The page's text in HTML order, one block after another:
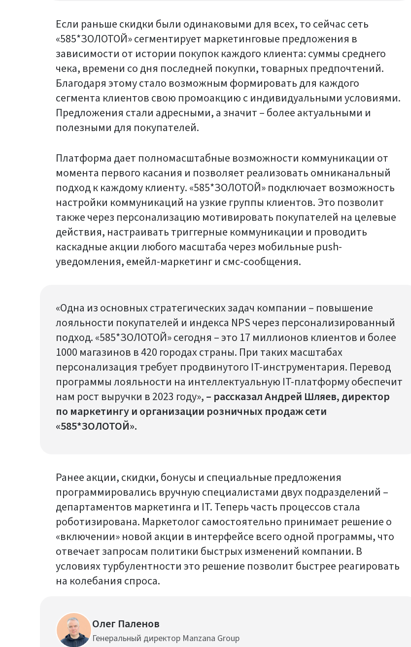
Если раньше скидки были одинаковыми для всех, то сейчас сеть
«585*ЗОЛОТОЙ» сегментирует маркетинговые предложения в
зависимости от истории покупок каждого клиента: суммы среднего
чека, времени со дня последней покупки, товарных предпочтений.
Благодаря этому стало возможным формировать для каждого
сегмента клиентов свою промоакцию с индивидуальными условиями.
Предложения стали адресными, а значит – более актуальными и
полезными для покупателей.
Платформа дает полномасштабные возможности коммуникации от
момента первого касания и позволяет реализовать омниканальный
подход к каждому клиенту. «585*ЗОЛОТОЙ» подключает возможность
настройки коммуникаций на узкие группы клиентов. Это позволит
также через персонализацию мотивировать покупателей на целевые
действия, настраивать триггерные коммуникации и проводить
каскадные акции любого масштаба через мобильные push-
уведомления, емейл-маркетинг и смс-сообщения.
«Одна из основных стратегических задач компании – повышение
лояльности покупателей и индекса NPS через персонализированный
подход. «585*ЗОЛОТОЙ» сегодня – это 17 миллионов клиентов и более
1000 магазинов в 420 городах страны. При таких масштабах
персонализация требует продвинутого IT-инструментария. Перевод
программы лояльности на интеллектуальную IT-платформу обеспечит
нам рост выручки в 2023 году»,– рассказал Андрей Шляев, директор
по маркетингу и организации розничных продаж сети
«585*ЗОЛОТОЙ».
Ранее акции, скидки, бонусы и специальные предложения
программировались вручную специалистами двух подразделений –
департаментов маркетинга и IT. Теперь часть процессов стала
роботизирована. Маркетолог самостоятельно принимает решение о
«включении» новой акции в интерфейсе всего одной программы, что
отвечает запросам политики быстрых изменений компании. В
условиях турбулентности это решение позволит быстрее реагировать
на колебания спроса.
Олег Паленов
Генеральный директор Manzana Group